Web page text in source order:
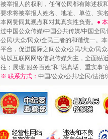
被举报人的权利，任何公民都有陈述权
要求将被举报人姓名、地址、单位、实
本网赞同其观点和对其真实性负责。 ●
过中国公众传媒/中国公共传媒/中国全
公民/大众/民众/全民三者的和谐统一。
平台，促进国际之间公众/公民/大众/民
站以互联网网络信息传媒为主，全面贴
往；展现“服务百姓”和“说真话、重实事
※ 联系方式： 中国/公众/公共/全民/法治/